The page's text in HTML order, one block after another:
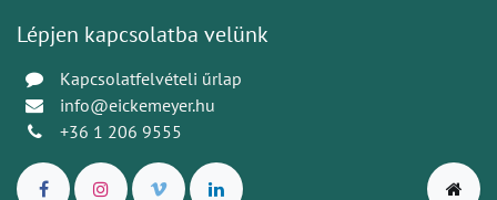
Lépjen kapcsolatba velünk
Kapcsolatfelvételi űrlap
info@eickemeyer.hu
+36 1 206 9555